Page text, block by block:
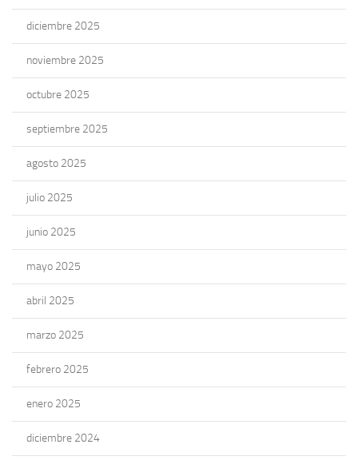
diciembre 2025
noviembre 2025
octubre 2025
septiembre 2025
agosto 2025
julio 2025
junio 2025
mayo 2025
abril 2025
marzo 2025
febrero 2025
enero 2025
diciembre 2024